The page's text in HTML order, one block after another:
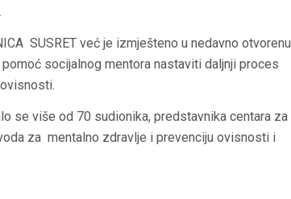
SUSRET već je izmješteno u nedavno otvorenu
socijalnog mentora nastaviti daljnji proces
se više od 70 sudionika, predstavnika centara za
za mentalno zdravlje i prevenciju ovisnosti i